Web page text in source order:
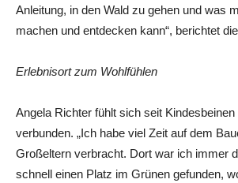
Anleitung, in den Wald zu gehen und was
machen und entdecken kann“, berichtet
Erlebnisort zum Wohlfühlen
Angela Richter fühlt sich seit
verbunden. „Ich habe viel Zeit auf dem
Großeltern verbracht. Dort war ich immer
schnell einen Platz im Grünen gefunden,